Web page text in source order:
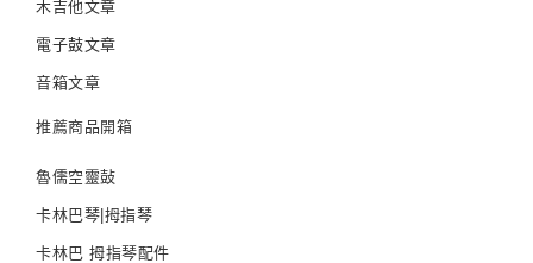
木吉他文章
電子鼓文章
音箱文章
推薦商品開箱
魯儒空靈鼔
卡林巴琴|拇指琴
卡林巴 拇指琴配件